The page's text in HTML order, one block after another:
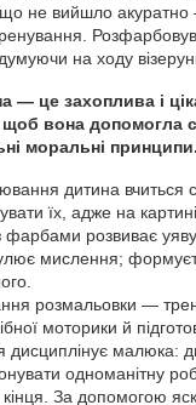
дитина вчиться
їх, адже на
фарбами розвиває
мислення;
розмальовки —
моторики й
дисциплінує малюка:
одноманітну
За допомогою
не вийшло
на ходу
— це захоплива і
щоб вона
моральні принципи.